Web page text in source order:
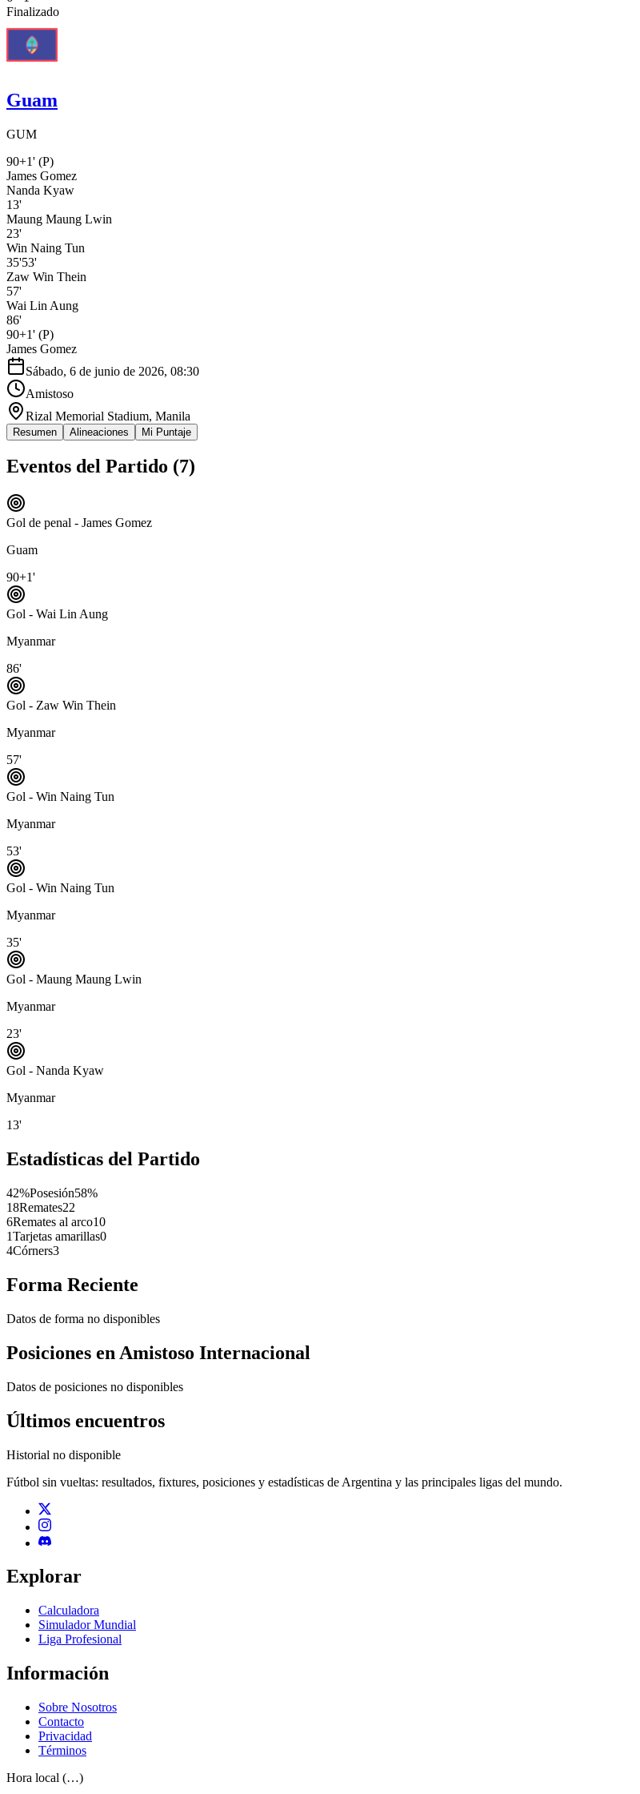
Finalizado
Guam
GUM
90+1' (P)
James Gomez
Nanda Kyaw
13'
Maung Maung Lwin
23'
Win Naing Tun
35'53'
Zaw Win Thein
57'
Wai Lin Aung
86'
90+1' (P)
James Gomez
Sábado, 6 de junio de 2026, 08:30
Amistoso
Rizal Memorial Stadium, Manila
Resumen Alineaciones Mi Puntaje
Eventos del Partido (7)
Gol de penal - James Gomez
Guam
90+1'
Gol - Wai Lin Aung
Myanmar
86'
Gol - Zaw Win Thein
Myanmar
57'
Gol - Win Naing Tun
Myanmar
53'
Gol - Win Naing Tun
Myanmar
35'
Gol - Maung Maung Lwin
Myanmar
23'
Gol - Nanda Kyaw
Myanmar
13'
Estadísticas del Partido
42%Posesión58%
18Remates22
6Remates al arco10
1Tarjetas amarillas0
4Córners3
Forma Reciente
Datos de forma no disponibles
Posiciones en Amistoso Internacional
Datos de posiciones no disponibles
Últimos encuentros
Historial no disponible
Fútbol sin vueltas: resultados, fixtures, posiciones y estadísticas de Argentina y las principales ligas del mundo.
Explorar
Calculadora
Simulador Mundial
Liga Profesional
Información
Sobre Nosotros
Contacto
Privacidad
Términos
Hora local (…)